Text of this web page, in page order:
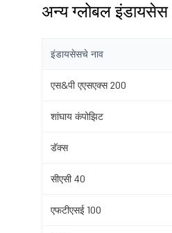
अन्य ग्लोबल इंडायसेस
इंडायसेसचे नाव
एस&पी एएसएक्स 200
शांघाय कंपोझिट
डॅक्स
सीएसी 40
एफटीएसई 100